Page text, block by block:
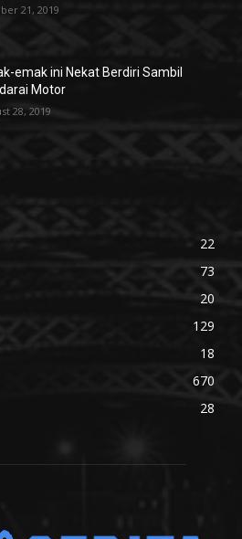
21, 2019
emak ini Nekat Berdiri Sambil
Motor
28, 2019
22
73
20
129
18
670
28